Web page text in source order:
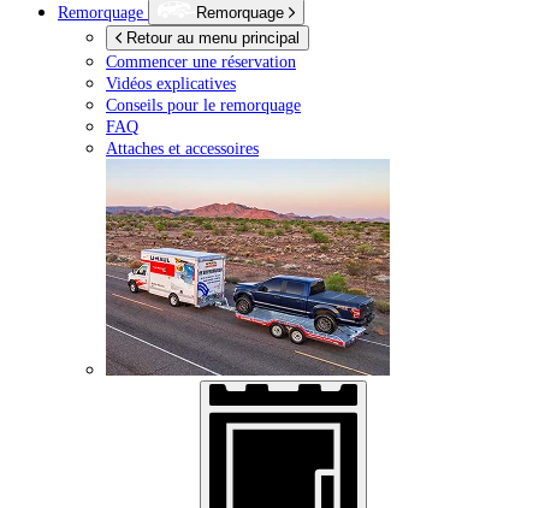
Remorquage
Remorquage
Retour au menu principal
Commencer une réservation
Vidéos explicatives
Conseils pour le remorquage
FAQ
Attaches et accessoires